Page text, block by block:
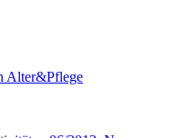
Alter&Pflege